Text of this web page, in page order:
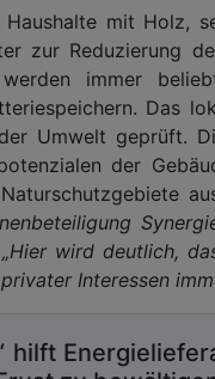
mit Holz,
zur Reduzierung
werden immer
Das
Umwelt geprüft.
der
„Hier wird deutlich,
Interessen
hilft